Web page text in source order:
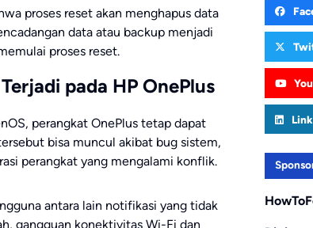
proses reset akan menghapus data
data atau backup menjadi
proses reset.
pada HP OnePlus
perangkat OnePlus tetap dapat
bisa muncul akibat bug sistem,
perangkat yang mengalami konflik.
antara lain notifikasi yang tidak
gangguan konektivitas Wi-Fi dan